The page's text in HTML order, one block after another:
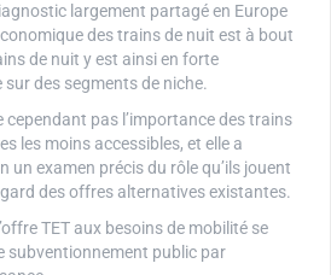
largement partagé en Europe
des trains de nuit est à bout
de nuit y est ainsi en forte
des segments de niche.
cependant pas l’importance des trains
les moins accessibles, et elle a
un examen précis du rôle qu’ils jouent
des offres alternatives existantes.
TET aux besoins de mobilité se
subventionnement public par